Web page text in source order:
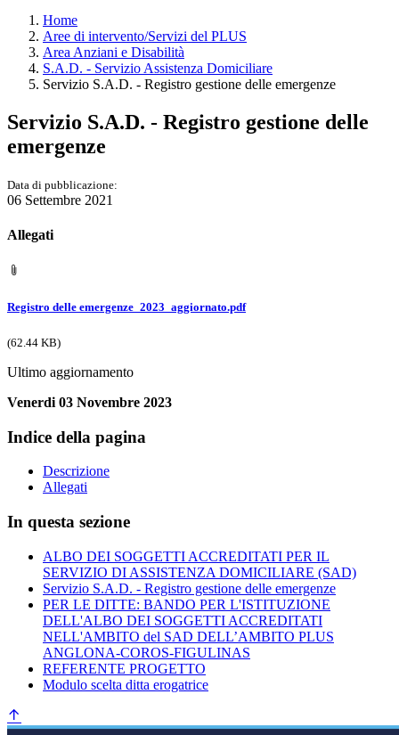
Home
Aree di intervento/Servizi del PLUS
Area Anziani e Disabilità
S.A.D. - Servizio Assistenza Domiciliare
Servizio S.A.D. - Registro gestione delle emergenze
Servizio S.A.D. - Registro gestione delle
emergenze
Data di pubblicazione:
06 Settembre 2021
Allegati
Registro delle emergenze_2023_aggiornato.pdf
(62.44 KB)
Ultimo aggiornamento
Venerdi 03 Novembre 2023
Indice della pagina
Descrizione
Allegati
In questa sezione
ALBO DEI SOGGETTI ACCREDITATI PER IL
SERVIZIO DI ASSISTENZA DOMICILIARE (SAD)
Servizio S.A.D. - Registro gestione delle emergenze
PER LE DITTE: BANDO PER L'ISTITUZIONE
DELL'ALBO DEI SOGGETTI ACCREDITATI
NELL'AMBITO del SAD DELL’AMBITO PLUS
ANGLONA-COROS-FIGULINAS
REFERENTE PROGETTO
Modulo scelta ditta erogatrice